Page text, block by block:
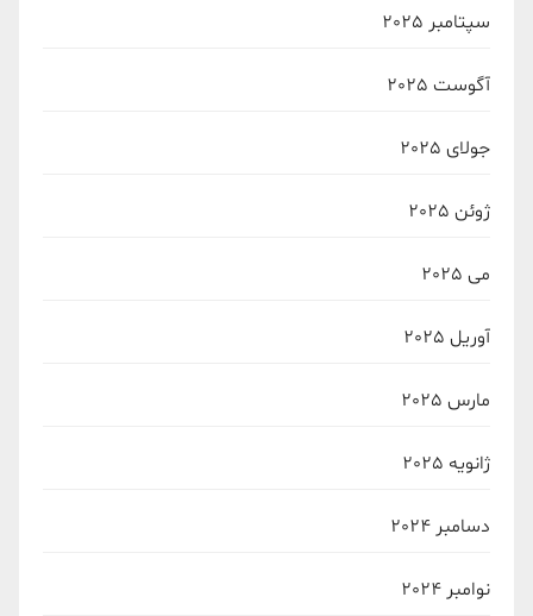
سپتامبر 2025
آگوست 2025
جولای 2025
ژوئن 2025
می 2025
آوریل 2025
مارس 2025
ژانویه 2025
دسامبر 2024
نوامبر 2024